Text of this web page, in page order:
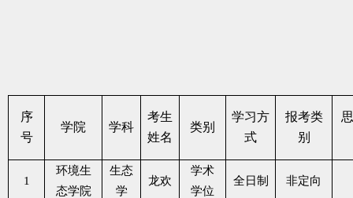
序
号
学院 学科
考生
姓名
类别
学习方
式
报考类
别
1
环境生
态学院
生态
学
龙欢
学术
学位
全日制 非定向